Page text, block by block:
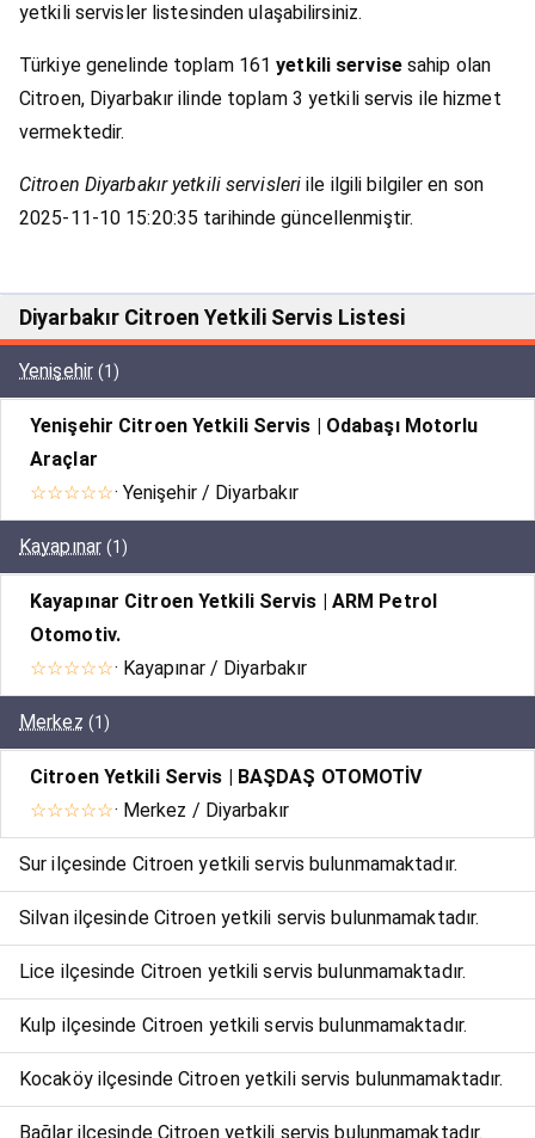
yetkili servisler listesinden ulaşabilirsiniz.
Türkiye genelinde toplam 161yetkili servisesahip olan
Citroen, Diyarbakır ilinde toplam 3 yetkili servis ile hizmet
vermektedir.
Citroen Diyarbakır yetkili servisleri ile ilgili bilgiler en son
2025-11-10 15:20:35 tarihinde güncellenmiştir.
Diyarbakır Citroen Yetkili Servis Listesi
Yenişehir (1)
Yenişehir Citroen Yetkili Servis | Odabaşı Motorlu
Araçlar
☆☆☆☆☆· Yenişehir / Diyarbakır
Kayapınar (1)
Kayapınar Citroen Yetkili Servis | ARM Petrol
Otomotiv.
☆☆☆☆☆· Kayapınar / Diyarbakır
Merkez (1)
Citroen Yetkili Servis | BAŞDAŞ OTOMOTİV
☆☆☆☆☆· Merkez / Diyarbakır
Sur ilçesinde Citroen yetkili servis bulunmamaktadır.
Silvan ilçesinde Citroen yetkili servis bulunmamaktadır.
Lice ilçesinde Citroen yetkili servis bulunmamaktadır.
Kulp ilçesinde Citroen yetkili servis bulunmamaktadır.
Kocaköy ilçesinde Citroen yetkili servis bulunmamaktadır.
Bağlar ilçesinde Citroen yetkili servis bulunmamaktadır.